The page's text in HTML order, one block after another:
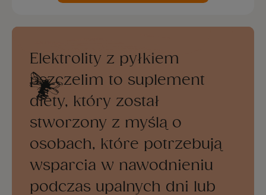
Elektrolity z pyłkiem
pszczelim to suplement
diety, który został
stworzony z myślą o
osobach, które potrzebują
wsparcia w nawodnieniu
podczas upalnych dni lub